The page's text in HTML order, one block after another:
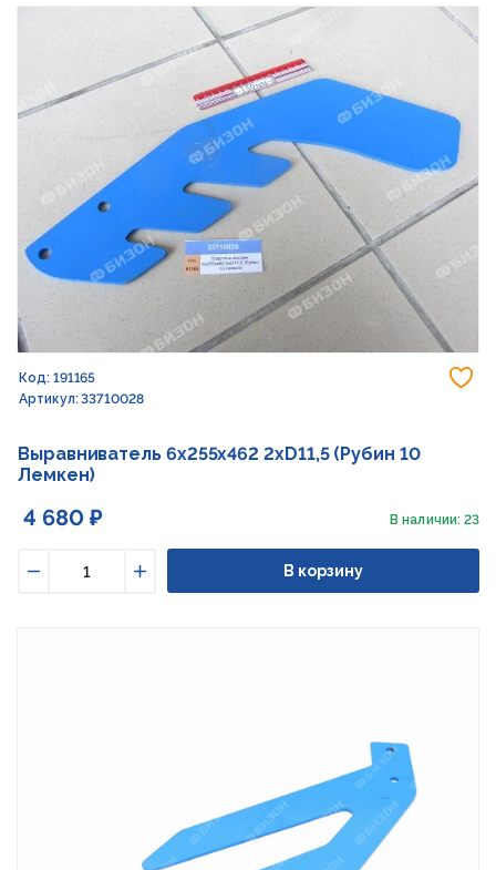
Код: 191165
Артикул: 33710028
Выравниватель 6x255x462 2xD11,5 (Рубин 10
Лемкен)
4 680 ₽ В наличии: 23
Увеличить
В корзину